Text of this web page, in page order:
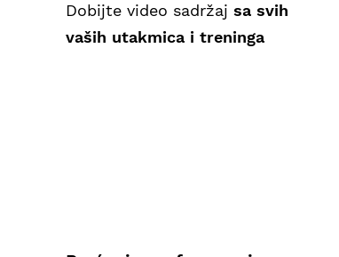
Dobijte video sadržaj sa svih
vaših utakmica i treninga